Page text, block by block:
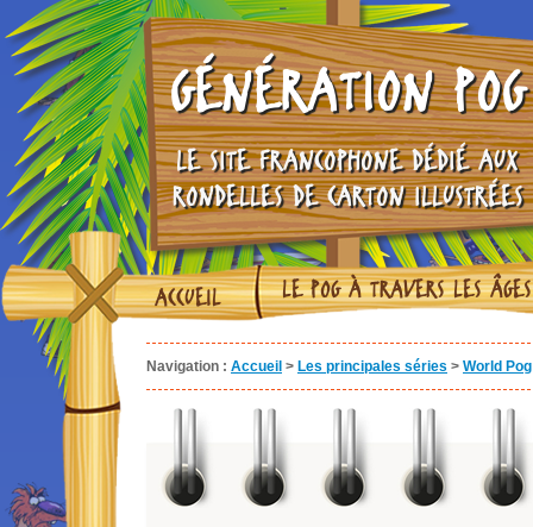
GÉNÉRATION POG
LE SITE FRANCOPHONE DÉDIÉ AUX
RONDELLES DE CARTON ILLUSTRÉES
ACCUEIL LE POG À TRAVERS LES ÂGES
Navigation : Accueil > Les principales séries > World